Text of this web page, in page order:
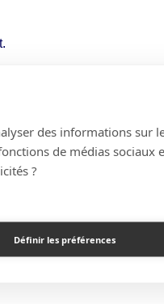
des informations sur
de médias sociaux
?
Définir les préférences